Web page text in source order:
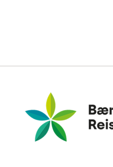
Bærekraftig Reisemål